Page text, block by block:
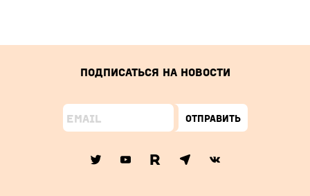
Подписаться на новости
Отправить